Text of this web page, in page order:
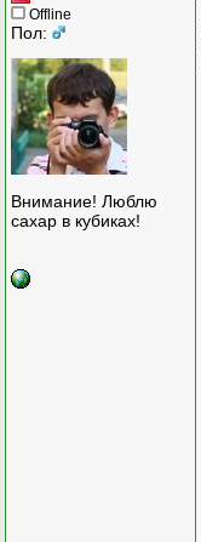
Offline
Пол:
Внимание! Люблю
сахар в кубиках!